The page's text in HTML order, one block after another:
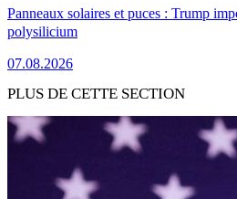
Panneaux solaires et puces : Trump
polysilicium
07.08.2026
PLUS DE CETTE SECTION